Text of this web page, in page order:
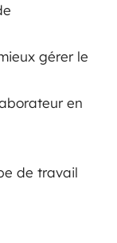
gérer le
en
de travail